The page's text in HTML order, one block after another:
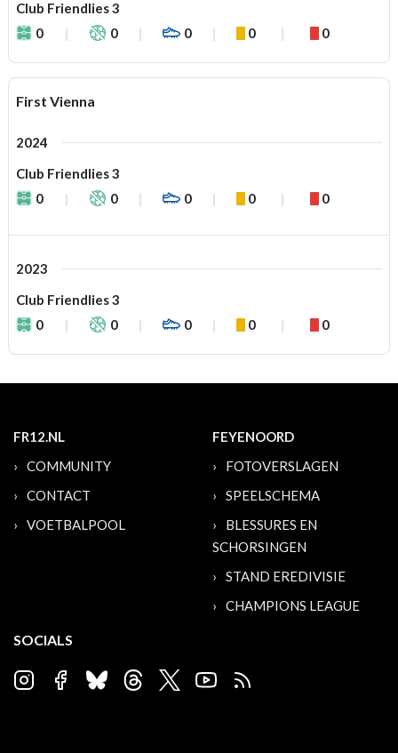
Club Friendlies 3
0
0 0 0 0
First Vienna
2024
Club Friendlies 3
0
0 0 0 0
2023
Club Friendlies 3
0
0 0 0 0
FR12.NL
COMMUNITY
CONTACT
VOETBALPOOL
FEYENOORD
FOTOVERSLAGEN
SPEELSCHEMA
BLESSURES EN
SCHORSINGEN
STAND EREDIVISIE
CHAMPIONS LEAGUE
SOCIALS